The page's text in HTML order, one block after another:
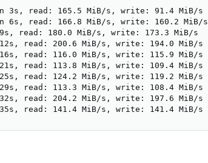
3s, read: 165.5 MiB/s, write: 91.4 MiB/s
6s, read: 166.8 MiB/s, write: 160.2 MiB/s
read: 180.0 MiB/s, write: 173.3 MiB/s
read: 200.6 MiB/s, write: 194.0 MiB/s
read: 116.0 MiB/s, write: 115.9 MiB/s
read: 113.8 MiB/s, write: 109.4 MiB/s
read: 124.2 MiB/s, write: 119.2 MiB/s
read: 113.3 MiB/s, write: 108.4 MiB/s
read: 204.2 MiB/s, write: 197.6 MiB/s
read: 141.4 MiB/s, write: 141.4 MiB/s